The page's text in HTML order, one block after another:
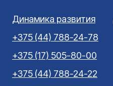
Динамика развития
+375 (44) 788-24-78
+375 (17) 505-80-00
+375 (44) 788-24-22